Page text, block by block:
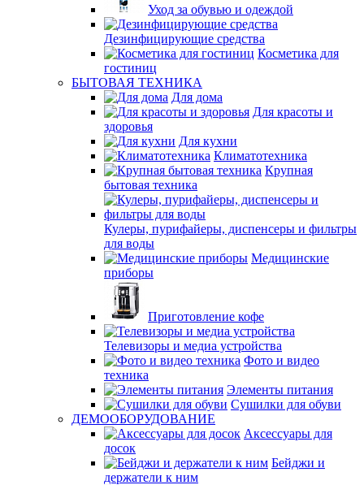
Уход за обувью и одеждой
Дезинфицирующие средства
Косметика для
гостиниц
БЫТОВАЯ ТЕХНИКА
Для дома
Для красоты и
здоровья
Для кухни
Климатотехника
Крупная
бытовая техника
Кулеры, пурифайеры, диспенсеры и фильтры
для воды
Медицинские
приборы
Приготовление кофе
Телевизоры и медиа устройства
Фото и видео
техника
Элементы питания
Сушилки для обуви
ДЕМООБОРУДОВАНИЕ
Аксессуары для
досок
Бейджи и
держатели к ним